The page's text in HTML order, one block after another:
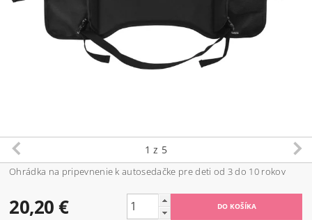
1 z 5
Ohrádka na pripevnenie k autosedačke pre deti od 3 do 10 rokov
20,20 €